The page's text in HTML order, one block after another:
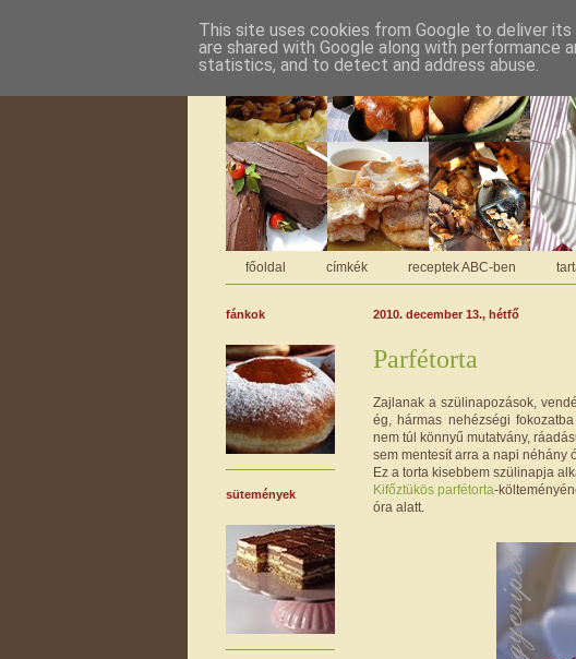
főoldal címkék receptek ABC-ben
2010. december 13., hétfő
Parfétorta
Zajlanak a szülinapozások,
ég, hármas nehézségi
nem túl könnyű mutatvány,
sem mentesít arra a napi néhány
Ez a torta kisebbem szülinapja
Kifőztükös parfétorta-
óra alatt.
fánkok
sütemények
This site uses cookies from Google to deliver
are shared with Google along with performance
statistics, and to detect and address abuse.